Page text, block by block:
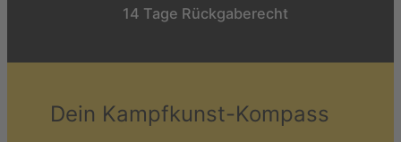
14 Tage Rückgaberecht
Dein Kampfkunst-Kompass